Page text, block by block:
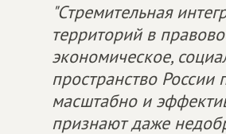
"Стремительная
территорий в
экономическое,
пространство России
масштабно и
признают даже